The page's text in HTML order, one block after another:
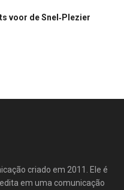
voor de Snel‑Plezier
criado em 2011. Ele é
em uma comunicação